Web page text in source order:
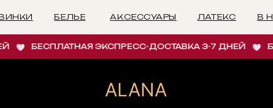
ЛАТЕКС
БЕЛЬЕ В НАЛИЧИИ
АКСЕССУАРЫ
БЕСПЛАТНАЯ ЭКСПРЕСС-ДОСТАВКА 3-7 ДНЕЙ
ALANA